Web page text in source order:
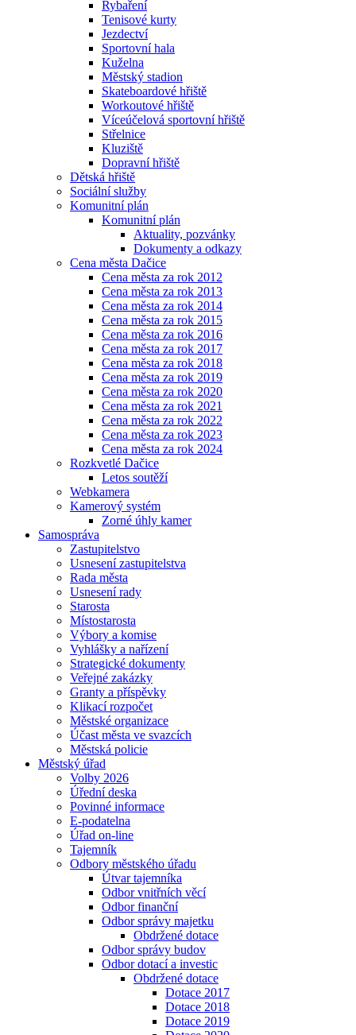
Rybaření
Tenisové kurty
Jezdectví
Sportovní hala
Kuželna
Městský stadion
Skateboardové hřiště
Workoutové hřiště
Víceúčelová sportovní hřiště
Střelnice
Kluziště
Dopravní hřiště
Dětská hřiště
Sociální služby
Komunitní plán
Komunitní plán
Aktuality, pozvánky
Dokumenty a odkazy
Cena města Dačice
Cena města za rok 2012
Cena města za rok 2013
Cena města za rok 2014
Cena města za rok 2015
Cena města za rok 2016
Cena města za rok 2017
Cena města za rok 2018
Cena města za rok 2019
Cena města za rok 2020
Cena města za rok 2021
Cena města za rok 2022
Cena města za rok 2023
Cena města za rok 2024
Rozkvetlé Dačice
Letos soutěží
Webkamera
Kamerový systém
Zorné úhly kamer
Samospráva
Zastupitelstvo
Usnesení zastupitelstva
Rada města
Usnesení rady
Starosta
Místostarosta
Výbory a komise
Vyhlášky a nařízení
Strategické dokumenty
Veřejné zakázky
Granty a příspěvky
Klikací rozpočet
Městské organizace
Účast města ve svazcích
Městská policie
Městský úřad
Volby 2026
Úřední deska
Povinné informace
E-podatelna
Úřad on-line
Tajemník
Odbory městského úřadu
Útvar tajemníka
Odbor vnitřních věcí
Odbor finanční
Odbor správy majetku
Obdržené dotace
Odbor správy budov
Odbor dotací a investic
Obdržené dotace
Dotace 2017
Dotace 2018
Dotace 2019